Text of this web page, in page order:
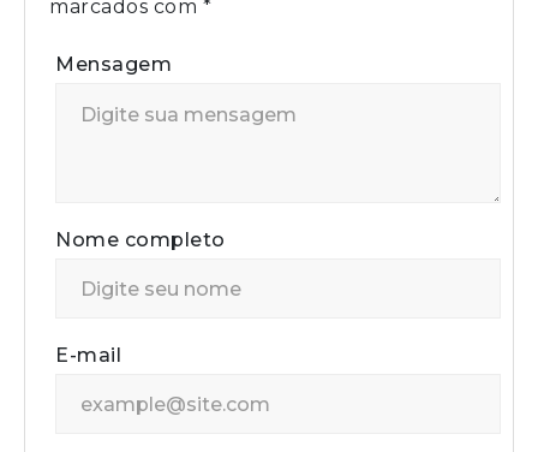
marcados com *
Mensagem
Nome completo
E-mail